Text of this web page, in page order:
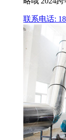
联系电话: